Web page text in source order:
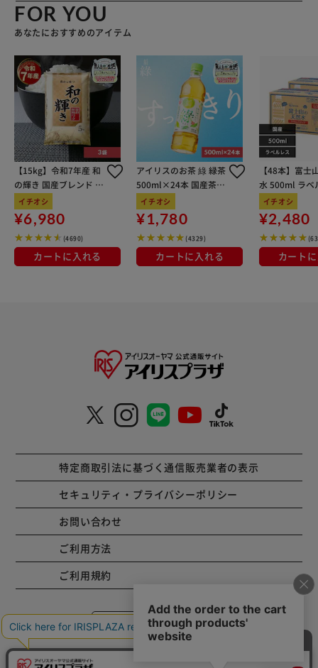
慮】 有害性がなく技術サービスを提供する世界有数の第三
者認証機関の厳しい基準をクリア 【晴れてる日も履ける見
た目】 レースアップでスニーカーのようなデザイン◎光沢
感を抑え晴れている時でも履ける晴雨兼用。
FOR YOU
あなたにおすすめのアイテム
【15kg】令和7年産 和
の輝き 国産ブレンド 5
kg×3袋
イチオシ
¥6,980
(4690)
カートに入れる
アイリスのお茶 綠 緑茶
500ml×24本 国産茶葉
100％使用
イチオシ
¥1,780
(4329)
カートに入れる
【48本】富士
水 500ml ラベ
イチオシ
¥2,480
カート
特定商取引法に基づく通信販売業者の表示
セキュリティ・プライバシーポリシー
お問い合わせ
ご利用方法
ご利用規約
コーポレートサイト